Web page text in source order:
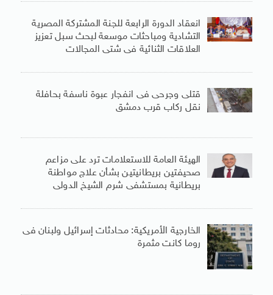
انعقاد الدورة الرابعة للجنة المشتركة المصرية
التشادية ومباحثات موسعة لبحث سبل تعزيز
العلاقات الثنائية فى شتى المجالات
قتلى وجرحى فى انفجار عبوة ناسفة بحافلة
نقل ركاب قرب دمشق
الهيئة العامة للاستعلامات ترد على مزاعم
صحيفتين بريطانيتين بشأن علاج مواطنة
بريطانية بمستشفى شرم الشيخ الدولى
الخارجية الأمريكية: محادثات إسرائيل ولبنان فى
روما كانت مثمرة